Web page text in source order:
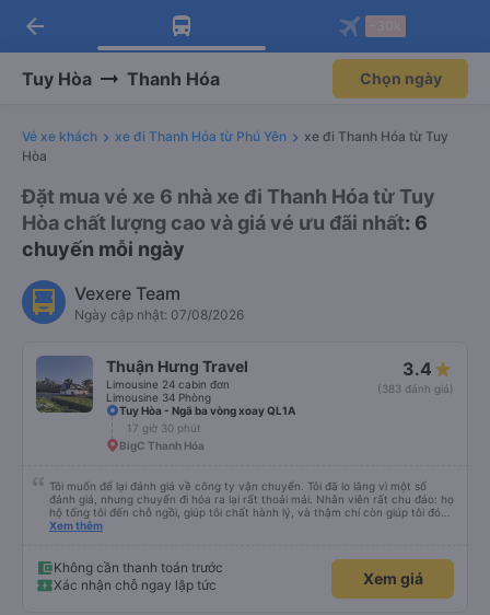
Tải app Vexere ngay!
Nhận ưu đãi thành viên độc
Mở app
Tải app Vexere
-30k/ghế khi đặt vé máy bay qua
Mở app
arrow_back
Tuy Hòa Thanh Hóa Chọn ngày
Vé xe khách xe đi Thanh Hóa từ Phú Yên
xe đi Thanh Hóa từ Tuy
Hòa
Đặt mua vé xe 6 nhà xe đi Thanh Hóa từ Tuy
Hòa chất lượng cao và giá vé ưu đãi nhất: 6
chuyến mỗi ngày
Vexere Team
Ngày cập nhật: 07/08/2026
Thuận Hưng Travel
Limousine 24 cabin đơn
Limousine 34 Phòng
3.4
(383 đánh giá)
Tuy Hòa - Ngã ba vòng xoay QL1A
17 giờ 30 phút
BigC Thanh Hóa
Tôi muốn để lại đánh giá về công ty vận chuyển. Tôi đã lo lắng vì một số
đánh giá, nhưng chuyến đi hóa ra lại rất thoải mái. Nhân viên rất chu đáo: họ
hộ tống tôi đến chỗ ngồi, giúp tôi chất hành lý, và thậm chí còn giúp tôi đóng
gói giày. Điểm trừ duy nhất là xe buýt đến sớm hơn một tiếng so với giờ khởi
chọn công ty này.
Xem thêm
Không cần thanh toán trước
Xác nhận chỗ ngay lập tức
Xem giá